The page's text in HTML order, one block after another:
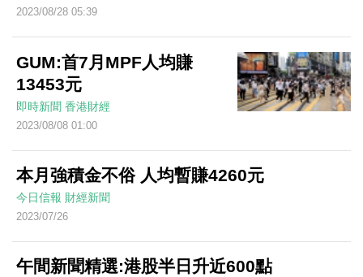
2023/08/28 05:39
GUM:首7月MPF人均賺
13453元
即時新聞 香港財經
2023/08/08 01:00
本月強積金不俗 人均暫賺4260元
今日信報 財經新聞
2023/07/26
午間新聞精選:港股半日升近600點